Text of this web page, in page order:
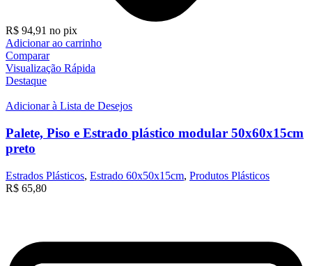
R$ 94,91 no pix
Adicionar ao carrinho
Comparar
Visualização Rápida
Destaque
Adicionar à Lista de Desejos
Palete, Piso e Estrado plástico modular 50x60x15cm
preto
Estrados Plásticos, Estrado 60x50x15cm, Produtos Plásticos
R$ 65,80